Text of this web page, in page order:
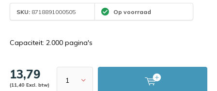
SKU: 8718891000505 Op voorraad
Capaciteit: 2.000 pagina's
13,79
(11,40 Excl. btw)